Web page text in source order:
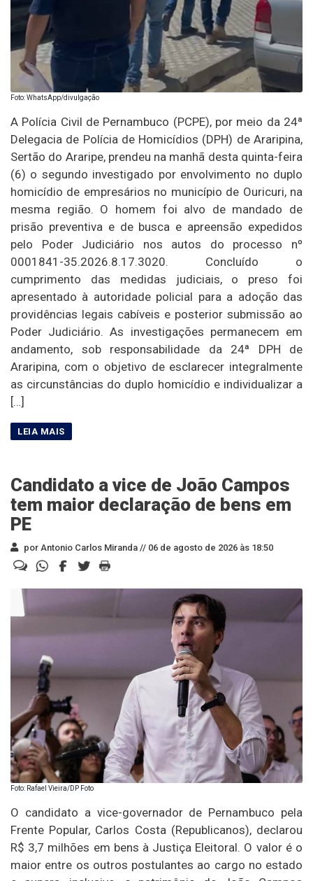
Foto: WhatsApp/divulgação
A Polícia Civil de Pernambuco (PCPE), por meio da 24ª
Delegacia de Polícia de Homicídios (DPH) de Araripina,
Sertão do Araripe, prendeu na manhã desta quinta-feira
(6) o segundo investigado por envolvimento no duplo
homicídio de empresários no município de Ouricuri, na
mesma região. O homem foi alvo de mandado de
prisão preventiva e de busca e apreensão expedidos
pelo Poder Judiciário nos autos do processo nº
0001841-35.2026.8.17.3020. Concluído o
cumprimento das medidas judiciais, o preso foi
apresentado à autoridade policial para a adoção das
providências legais cabíveis e posterior submissão ao
Poder Judiciário. As investigações permanecem em
andamento, sob responsabilidade da 24ª DPH de
Araripina, com o objetivo de esclarecer integralmente
as circunstâncias do duplo homicídio e individualizar a
[…]
Candidato a vice de João Campos
tem maior declaração de bens em
PE
por Antonio Carlos Miranda // 06 de agosto de 2026 às 18:50
Foto: Rafael Vieira/DP Foto
O candidato a vice-governador de Pernambuco pela
Frente Popular, Carlos Costa (Republicanos), declarou
R$ 3,7 milhões em bens à Justiça Eleitoral. O valor é o
maior entre os outros postulantes ao cargo no estado